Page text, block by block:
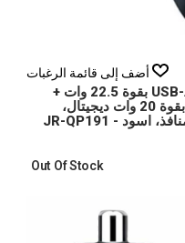
أضف إلى قائمة الرغبات
باور بانك سلكي جوي رووم منفذ USB-A بقوة 22.5 وات +
USB-A بقوة 22.5 وات + USB-C بقوة 20 وات ديجيتال،
Out Of Stock